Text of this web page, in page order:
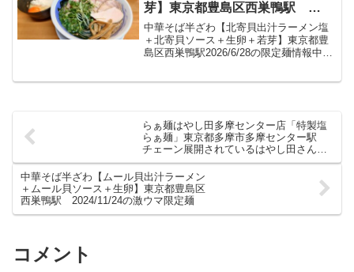
芽】東京都豊島区西巣鴨駅
2026/6/28の限定麺情報
中華そば半ざわ【北寄貝出汁ラーメン塩
＋北寄貝ソース＋生卵＋若芽】東京都豊
島区西巣鴨駅2026/6/28の限定麺情報中華
らぁ麺はやし田多摩センター店「特製塩
らぁ麺」東京都多摩市多摩センター駅
チェーン展開されているはやし田さんの
塩ラーメン
中華そば半ざわ【ムール貝出汁ラーメン
＋ムール貝ソース＋生卵】東京都豊島区
西巣鴨駅 2024/11/24の激ウマ限定麺
コメント